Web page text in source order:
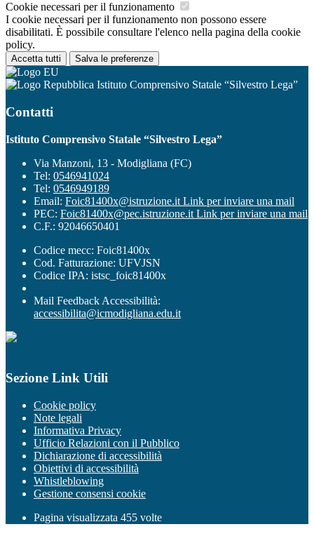
Cookie necessari per il funzionamento
I cookie necessari per il funzionamento non possono essere
disabilitati. È possibile consultare l'elenco nella pagina della cookie
policy.
Accetta tutti Salva le preferenze
Istituto Comprensivo Statale “Silvestro Lega”
Contatti
Istituto Comprensivo Statale “Silvestro Lega”
Via Manzoni, 13 - Modigliana (FC)
Tel: 0546941024
Tel: 0546949189
Email: Foic81400x@istruzione.it Link per inviare una mail
PEC: Foic81400x@pec.istruzione.it Link per inviare una mail
C.F.: 92046650401
Codice mecc: Foic81400x
Cod. Fatturazione: UFVJSN
Codice IPA: istsc_foic81400x
Mail Feedback Accessibilità:
accessibilita@icmodigliana.edu.it
Sezione Link Utili
Cookie policy
Note legali
Informativa Privacy
Ufficio Relazioni con il Pubblico
Dichiarazione di accessibilità
Obiettivi di accessibilità
Whistleblowing
Gestione consensi cookie
Pagina visualizzata 455 volte